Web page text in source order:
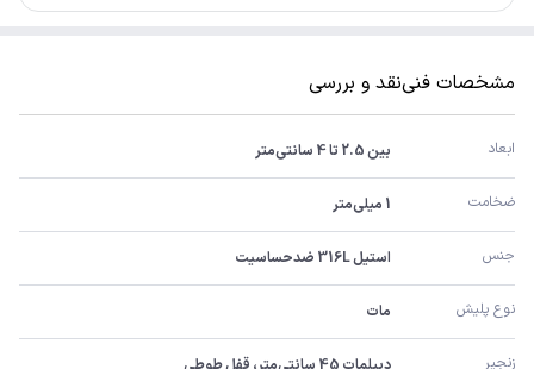
مشخصات فنینقد و بررسی
ابعاد بین 2.5 تا 4 سانتی‌متر
ضخامت 1 میلی‌متر
جنس استیل 316L ضدحساسیت
نوع پلیش مات
زنجیر